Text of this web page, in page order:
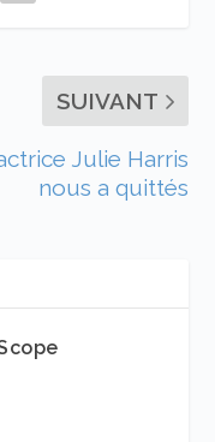
SUIVANT
Julie Harris
nous a quittés